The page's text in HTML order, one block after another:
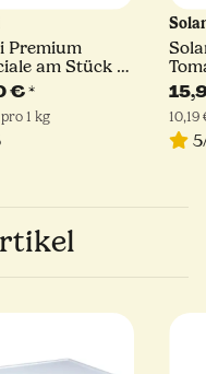
Premium
am Stück |
| ca. 900 g
€*
1 kg
400
10,19